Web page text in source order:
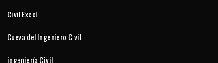
Civil Excel
Cueva del Ingeniero Civil
ingeniería Civil